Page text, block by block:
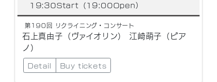
19:30Start（19:00Open）
第190回 リクライニング・コンサート
石上真由子（ヴァイオリン） 江崎萌子（ピア
ノ）
Detail Buy tickets